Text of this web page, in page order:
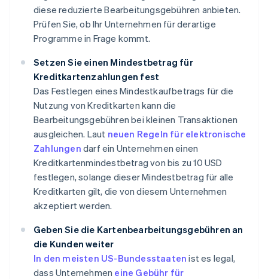
diese reduzierte Bearbeitungsgebühren anbieten.
Prüfen Sie, ob Ihr Unternehmen für derartige
Programme in Frage kommt.
Setzen Sie einen Mindestbetrag für
Kreditkartenzahlungen fest
Das Festlegen eines Mindestkaufbetrags für die
Nutzung von Kreditkarten kann die
Bearbeitungsgebühren bei kleinen Transaktionen
ausgleichen. Laut neuen Regeln für elektronische
Zahlungen darf ein Unternehmen einen
Kreditkartenmindestbetrag von bis zu 10 USD
festlegen, solange dieser Mindestbetrag für alle
Kreditkarten gilt, die von diesem Unternehmen
akzeptiert werden.
Geben Sie die Kartenbearbeitungsgebühren an
die Kunden weiter
In den meisten US-Bundesstaaten ist es legal,
dass Unternehmen eine Gebühr für